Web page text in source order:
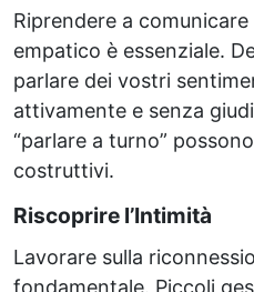
Riprendere a
empatico è essenziale.
parlare dei vostri
attivamente e senza
“parlare a turno”
costruttivi.
Riscoprire l’Intimità
Lavorare sulla
fondamentale. Piccoli